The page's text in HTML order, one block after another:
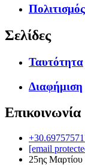
Πολιτισμός
Σελίδες
Ταυτότητα
Διαφήμιση
Επικοινωνία
[email
25ης